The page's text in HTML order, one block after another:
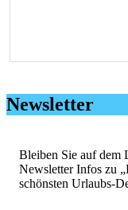
Newsletter
Bleiben Sie auf dem
Newsletter Infos zu
schönsten Urlaubs-